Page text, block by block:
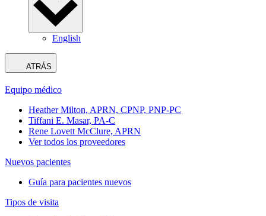
English
ATRÁS
Equipo médico
Heather Milton, APRN, CPNP, PNP-PC
Tiffani E. Masar, PA-C
Rene Lovett McClure, APRN
Ver todos los proveedores
Nuevos pacientes
Guía para pacientes nuevos
Tipos de visita